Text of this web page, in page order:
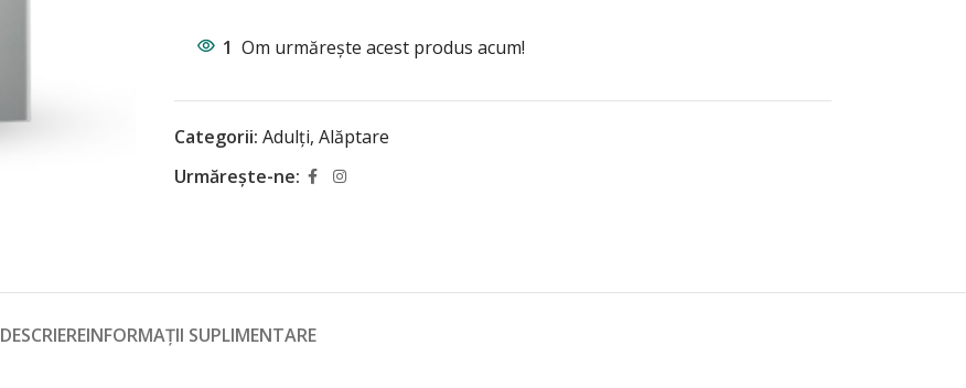
1 Om urmărește acest produs acum!
Categorii: Adulți, Alăptare
Urmărește-ne:
DESCRIEREINFORMAȚII SUPLIMENTARE